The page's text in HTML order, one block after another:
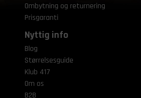
Ombytning og returnering
Prisgaranti
Nyttig info
Blog
Størrelsesguide
Klub 417
Om os
B2B